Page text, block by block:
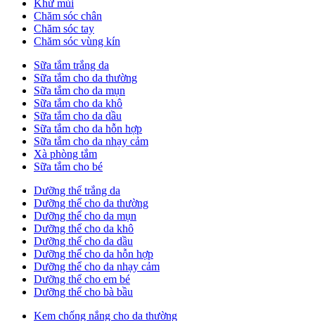
Khử mùi
Chăm sóc chân
Chăm sóc tay
Chăm sóc vùng kín
Sữa tắm trắng da
Sữa tắm cho da thường
Sữa tắm cho da mụn
Sữa tắm cho da khô
Sữa tắm cho da dầu
Sữa tắm cho da hỗn hợp
Sữa tắm cho da nhạy cảm
Xà phòng tắm
Sữa tắm cho bé
Dưỡng thể trắng da
Dưỡng thể cho da thường
Dưỡng thể cho da mụn
Dưỡng thể cho da khô
Dưỡng thể cho da dầu
Dưỡng thể cho da hỗn hợp
Dưỡng thể cho da nhạy cảm
Dưỡng thể cho em bé
Dưỡng thể cho bà bầu
Kem chống nắng cho da thường